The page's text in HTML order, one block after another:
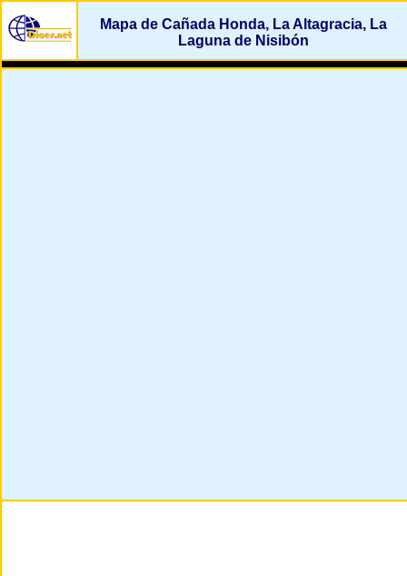
Mapa de Cañada Honda, La Altagracia, La
Laguna de Nisibón